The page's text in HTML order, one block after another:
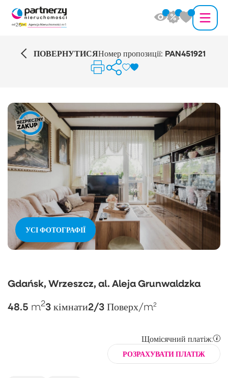
ПОВЕРНУТИСЯНомер пропозиції: PAN451921
УСІ ФОТОГРАФІЇ
Gdańsk, Wrzeszcz, al. Aleja Grunwaldzka
48.5 m23 кімнати2/3 Поверх/m²
Щомісячний платіж:
РОЗРАХУВАТИ ПЛАТІЖ